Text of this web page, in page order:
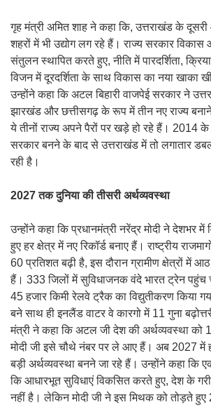
गृह मंत्री अमित शाह ने कहा कि, उत्तराखंड के
शहरों में भी उद्योग लग रहे हैं। राज्य सरकार विकास
संतुलन स्थापित करते हुए, नीति में पारदर्शिता,
विजन में दूरदर्शिता के साथ विकास का नया खाका
उन्होंने कहा कि अटल बिहारी वाजपेई सरकार ने
झारखंड और छत्तीसगढ़ के रूप में तीन नए राज्य
ये तीनों राज्य अपने पैरों पर खड़े हो रहे हैं। 2014 के
सरकार बनने के बाद से उत्तराखंड में तो लगातार
रही है।
2027 तक दुनिया की तीसरी अर्थव्यवस्था
उन्होंने कहा कि प्रधानमंत्री नरेंद्र मोदी ने देशभर
हुए हर क्षेत्र में नए रिकॉर्ड बनाए हैं। राष्ट्रीय
60 प्रतिशत बढ़ी है, इस दौरान ग्रामीण क्षेत्रों में
हैं। 333 जिलों में सुविधाजनक वंदे भारत ट्रेन
45 हजार किमी रेलवे ट्रैक का विद्युतीकरण किया
बने साथ ही इनलैंड वाटर वे कारगो में 11 गुना
मंत्री ने कहा कि अटल जी देश की अर्थव्यवस्था को
मोदी जी इसे चौथे नंबर पर ले आए हैं। अब 2027 में
बड़ी अर्थव्यवस्था बनने जा रहे हैं। उन्होंने कहा कि
कि आधारभूत सुविधाएं विकसित करते हुए, देश के
नहीं है। लेकिन मोदी जी ने इस मिथक को तोड़ते हुए